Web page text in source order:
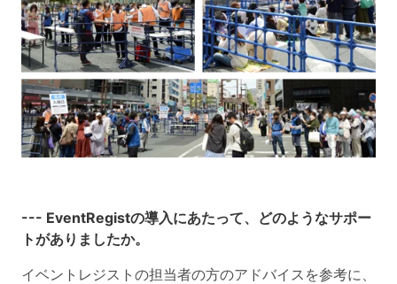
--- EventRegistの導入にあたって、どのようなサポー
トがありましたか。
イベントレジストの担当者の方のアドバイスを参考に、